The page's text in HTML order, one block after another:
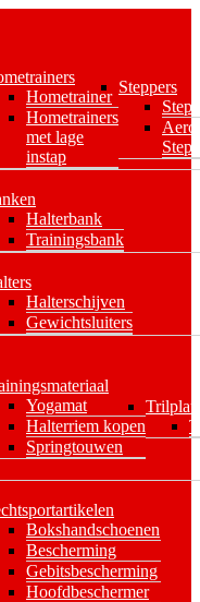
Hometrainer
Hometrainers
met lage
instap
Steppers
Halterbank
Trainingsbank
Halterschijven
Gewichtsluiters
Yogamat
Halterriem kopen
Springtouwen
Bokshandschoenen
Bescherming
Gebitsbescherming
Hoofdbeschermer